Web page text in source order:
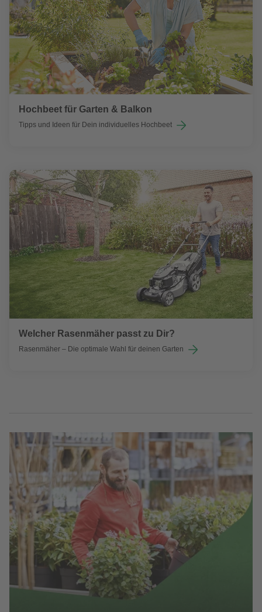
Hochbeet für Garten & Balkon
Tipps und Ideen für Dein individuelles Hochbeet
Welcher Rasenmäher passt zu Dir?
Rasenmäher – Die optimale Wahl für deinen Garten